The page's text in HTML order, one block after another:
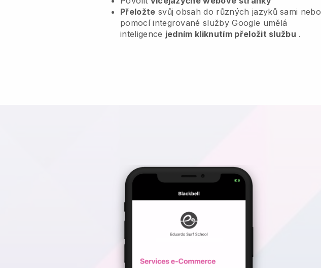
Přeložte svůj obsah do různých jazyků sami nebo
pomocí integrované služby Google umělá
inteligence jedním kliknutím přeložit službu .